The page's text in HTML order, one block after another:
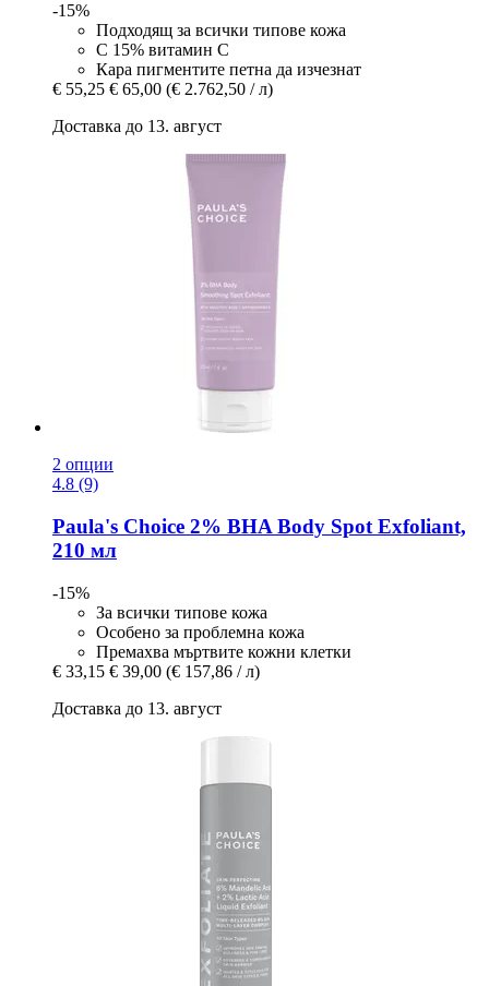
-15%
Подходящ за всички типове кожа
С 15% витамин С
Кара пигментите петна да изчезнат
€ 55,25 € 65,00 (€ 2.762,50 / л)
Доставка до 13. август
2 опции
4.8 (9)
Paula's Choice 2% BHA Body Spot Exfoliant,
210 мл
-15%
За всички типове кожа
Особено за проблемна кожа
Премахва мъртвите кожни клетки
€ 33,15 € 39,00 (€ 157,86 / л)
Доставка до 13. август